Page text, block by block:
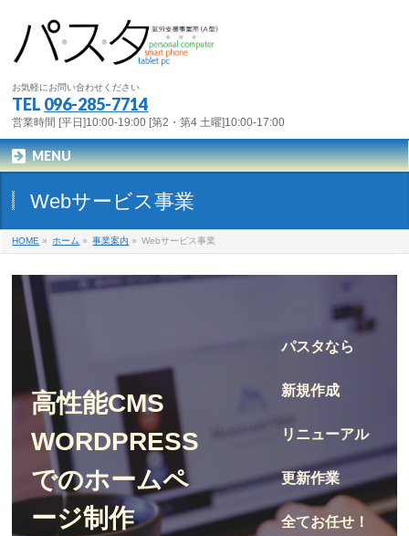
お気軽にお問い合わせください
TEL 096-285-7714
営業時間 [平日]10:00-19:00 [第2・第4 土曜]10:00-17:00
MENU
Webサービス事業
HOME » ホーム » 事業案内 » Webサービス事業
高性能CMS
WORDPRESS
でのホームペ
ージ制作
パスタなら
新規作成
リニューアル
更新作業
全てお任せ！